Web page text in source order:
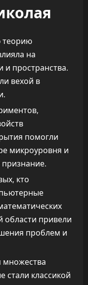
теорию
на
и пространства.
вехой в
помогли
микроуровня и
кто
области привели
проблем и
множества
стали классикой